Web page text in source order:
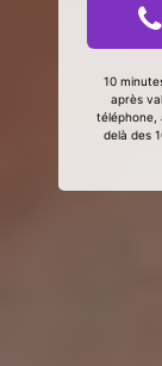
10
après
téléphone,
delà des